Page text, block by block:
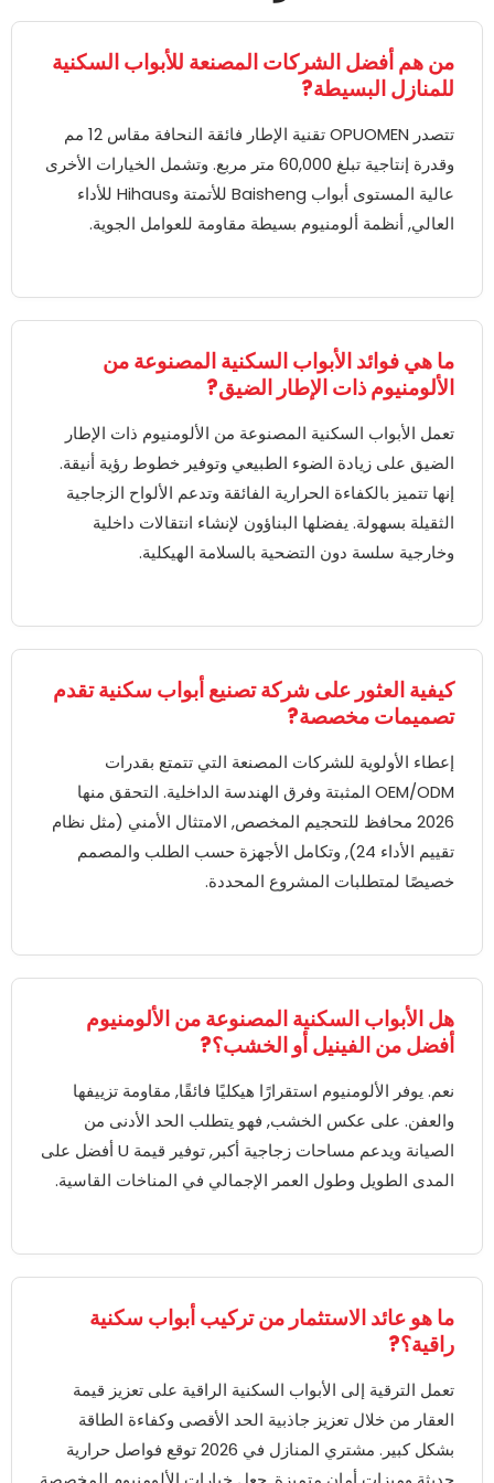
من هم أفضل الشركات المصنعة للأبواب السكنية
للمنازل البسيطة?
تتصدر OPUOMEN تقنية الإطار فائقة النحافة مقاس 12 مم
وقدرة إنتاجية تبلغ 60,000 متر مربع. وتشمل الخيارات الأخرى
عالية المستوى أبواب Baisheng للأتمتة وHihaus للأداء
العالي, أنظمة ألومنيوم بسيطة مقاومة للعوامل الجوية.
ما هي فوائد الأبواب السكنية المصنوعة من
الألومنيوم ذات الإطار الضيق?
تعمل الأبواب السكنية المصنوعة من الألومنيوم ذات الإطار
الضيق على زيادة الضوء الطبيعي وتوفير خطوط رؤية أنيقة.
إنها تتميز بالكفاءة الحرارية الفائقة وتدعم الألواح الزجاجية
الثقيلة بسهولة. يفضلها البناؤون لإنشاء انتقالات داخلية
وخارجية سلسة دون التضحية بالسلامة الهيكلية.
كيفية العثور على شركة تصنيع أبواب سكنية تقدم
تصميمات مخصصة?
إعطاء الأولوية للشركات المصنعة التي تتمتع بقدرات
OEM/ODM المثبتة وفرق الهندسة الداخلية. التحقق منها
2026 محافظ للتحجيم المخصص, الامتثال الأمني (مثل نظام
تقييم الأداء 24), وتكامل الأجهزة حسب الطلب والمصمم
خصيصًا لمتطلبات المشروع المحددة.
هل الأبواب السكنية المصنوعة من الألومنيوم
أفضل من الفينيل أو الخشب؟?
نعم. يوفر الألومنيوم استقرارًا هيكليًا فائقًا, مقاومة تزييفها
والعفن. على عكس الخشب, فهو يتطلب الحد الأدنى من
الصيانة ويدعم مساحات زجاجية أكبر, توفير قيمة U أفضل على
المدى الطويل وطول العمر الإجمالي في المناخات القاسية.
ما هو عائد الاستثمار من تركيب أبواب سكنية
راقية؟?
تعمل الترقية إلى الأبواب السكنية الراقية على تعزيز قيمة
العقار من خلال تعزيز جاذبية الحد الأقصى وكفاءة الطاقة
بشكل كبير. مشتري المنازل في 2026 توقع فواصل حرارية